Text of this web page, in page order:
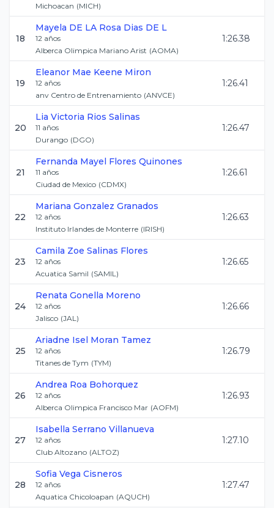
Michoacan (MICH)
18
Mayela DE LA Rosa Dias DE L
12 años
Alberca Olimpica Mariano Arist (AOMA)
1:26.38
19
Eleanor Mae Keene Miron
12 años
anv Centro de Entrenamiento (ANVCE)
1:26.41
20
Lia Victoria Rios Salinas
11 años
Durango (DGO)
1:26.47
21
Fernanda Mayel Flores Quinones
11 años
Ciudad de Mexico (CDMX)
1:26.61
22
Mariana Gonzalez Granados
12 años
Instituto Irlandes de Monterre (IRISH)
1:26.63
23
Camila Zoe Salinas Flores
12 años
Acuatica Samil (SAMIL)
1:26.65
24
Renata Gonella Moreno
12 años
Jalisco (JAL)
1:26.66
25
Ariadne Isel Moran Tamez
12 años
Titanes de Tym (TYM)
1:26.79
26
Andrea Roa Bohorquez
12 años
Alberca Olimpica Francisco Mar (AOFM)
1:26.93
27
Isabella Serrano Villanueva
12 años
Club Altozano (ALTOZ)
1:27.10
28
Sofia Vega Cisneros
12 años
Aquatica Chicoloapan (AQUCH)
1:27.47